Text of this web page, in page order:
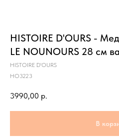
HISTOIRE D'OURS -
LE NOUNOURS 28 см
HISTOIRE D'OURS
HO3223
3990,00 р.
В